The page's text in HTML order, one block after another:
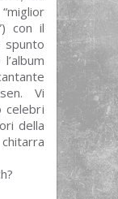
con il
Vi
celebri
della